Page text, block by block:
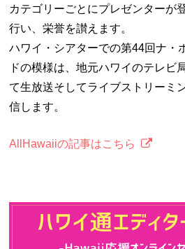
カテゴリーごとにプレゼンターが
行い、栄誉を讃えます。
ハワイ・シアターでの第44回ナ・
ドの模様は、地元ハワイのテレビ
て生放送そしてライブストリーミ
信します。
AllHawaiiの記事はこちら